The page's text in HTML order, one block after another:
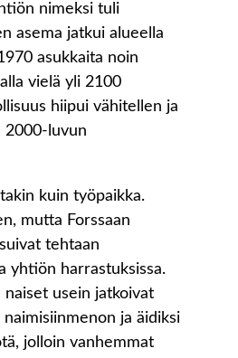
nimeksi tuli
asema jatkui alueella
asukkaita noin
vielä yli 2100
hiipui vähitellen ja
2000-luvun
kuin työpaikka.
mutta Forssaan
tehtaan
yhtiön harrastuksissa.
usein jatkoivat
ja äidiksi
jolloin vanhemmat